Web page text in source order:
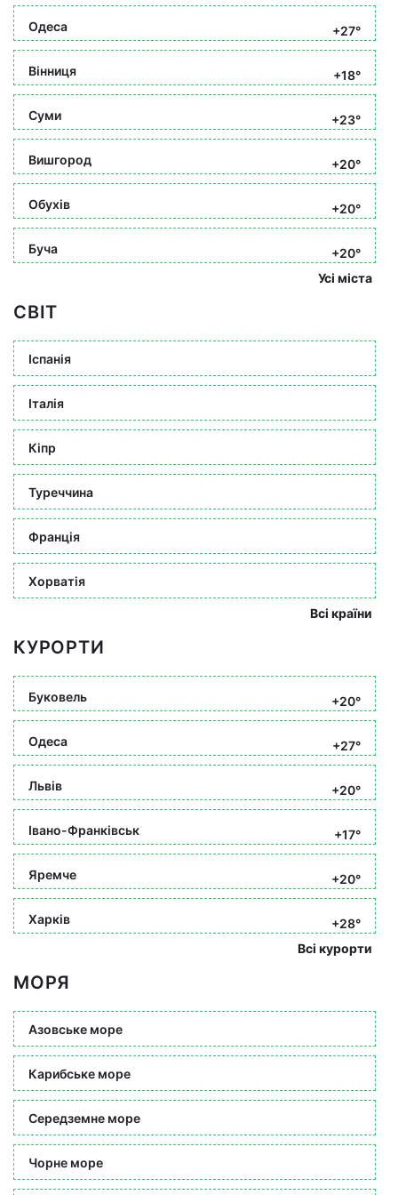
Одеса +27°
Вінниця +18°
Суми +23°
Вишгород +20°
Обухів +20°
Буча
+20°
Усі міста
СВІТ
Іспанія
Італія
Кіпр
Туреччина
Франція
Хорватія
Всі країни
КУРОРТИ
Буковель +20°
Одеса +27°
Львів +20°
Івано-Франківськ +17°
Яремче +20°
Харків
+28°
Всі курорти
МОРЯ
Азовське море
Карибське море
Середземне море
Чорне море